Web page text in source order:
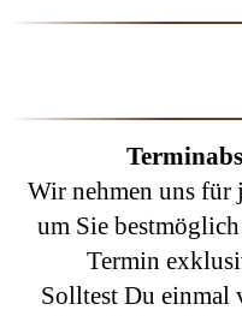
Wir nehmen uns für
um Sie
Termin
Solltest Du einmal